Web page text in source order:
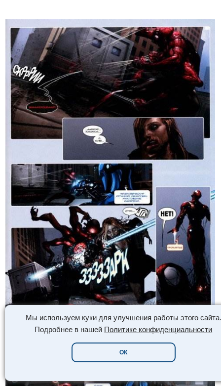
Мы используем куки для улучшения работы этого сайта.
Подробнее в нашей Политике конфиденциальности
ОК